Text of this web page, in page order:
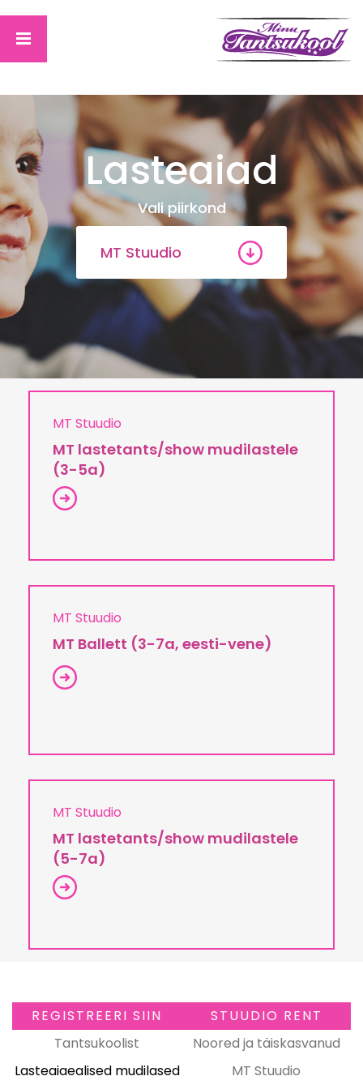
Lasteaiad
Vali piirkond
MT Stuudio
MT Stuudio
MT lastetants/show mudilastele
(3-5a)
MT Stuudio
MT Ballett (3-7a, eesti-vene)
MT Stuudio
MT lastetants/show mudilastele
(5-7a)
REGISTREERI SIIN
STUUDIO RENT
Tantsukoolist
Noored ja täiskasvanud
Lasteaiaealised mudilased
MT Stuudio